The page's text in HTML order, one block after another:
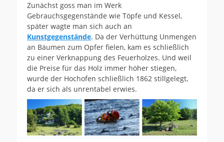
Zunächst goss man im Werk
Gebrauchsgegenstände wie Töpfe und Kessel,
später wagte man sich auch an
Kunstgegenstände. Da der Verhüttung Unmengen
an Bäumen zum Opfer fielen, kam es schließlich
zu einer Verknappung des Feuerholzes. Und weil
die Preise für das Holz immer höher stiegen,
wurde der Hochofen schließlich 1862 stillgelegt,
da er sich als unrentabel erwies.